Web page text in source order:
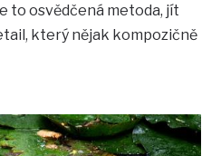
to osvědčená metoda, jít
který nějak kompozičně